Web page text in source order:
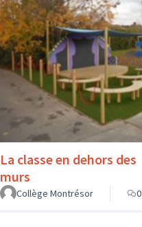
La classe en dehors des
murs
Collège Montrésor
0